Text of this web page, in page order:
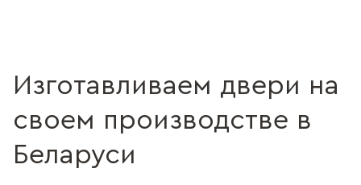
Изготавливаем двери на
своем производстве в
Беларуси